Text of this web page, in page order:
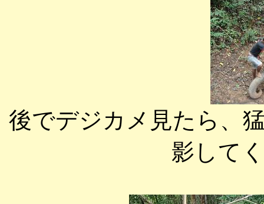
後でデジカメ見たら、
影して